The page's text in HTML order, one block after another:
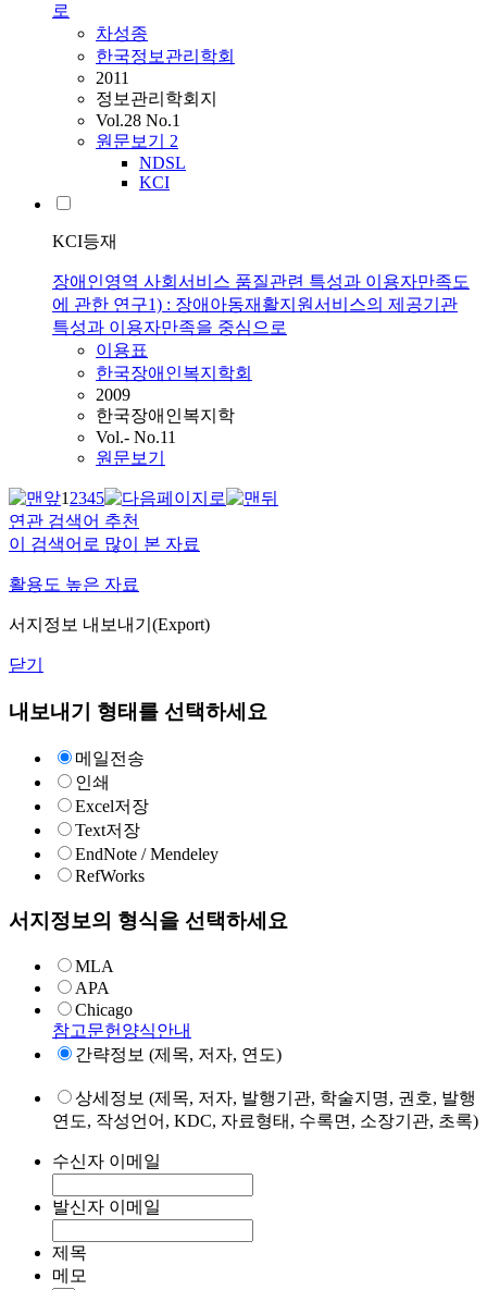
로
차성종
한국정보관리학회
2011
정보관리학회지
Vol.28 No.1
원문보기 2
NDSL
KCI
KCI등재
장애인영역 사회서비스 품질관련 특성과 이용자만족도
에 관한 연구1) : 장애아동재활지원서비스의 제공기관
특성과 이용자만족을 중심으로
이용표
한국장애인복지학회
2009
한국장애인복지학
Vol.- No.11
원문보기
12345
연관 검색어 추천
이 검색어로 많이 본 자료
활용도 높은 자료
서지정보 내보내기(Export)
닫기
내보내기 형태를 선택하세요
메일전송
인쇄
Excel저장
Text저장
EndNote / Mendeley
RefWorks
서지정보의 형식을 선택하세요
MLA
APA
Chicago
참고문헌양식안내
간략정보 (제목, 저자, 연도)
상세정보 (제목, 저자, 발행기관, 학술지명, 권호, 발행
연도, 작성언어, KDC, 자료형태, 수록면, 소장기관, 초록)
수신자 이메일
발신자 이메일
제목
메모